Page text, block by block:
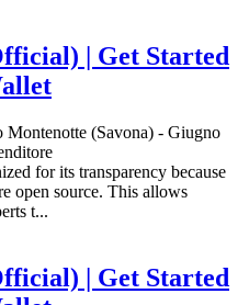
| Get Started
Montenotte (Savona) - Giugno
for its transparency because
open source. This allows
t...
| Get Started